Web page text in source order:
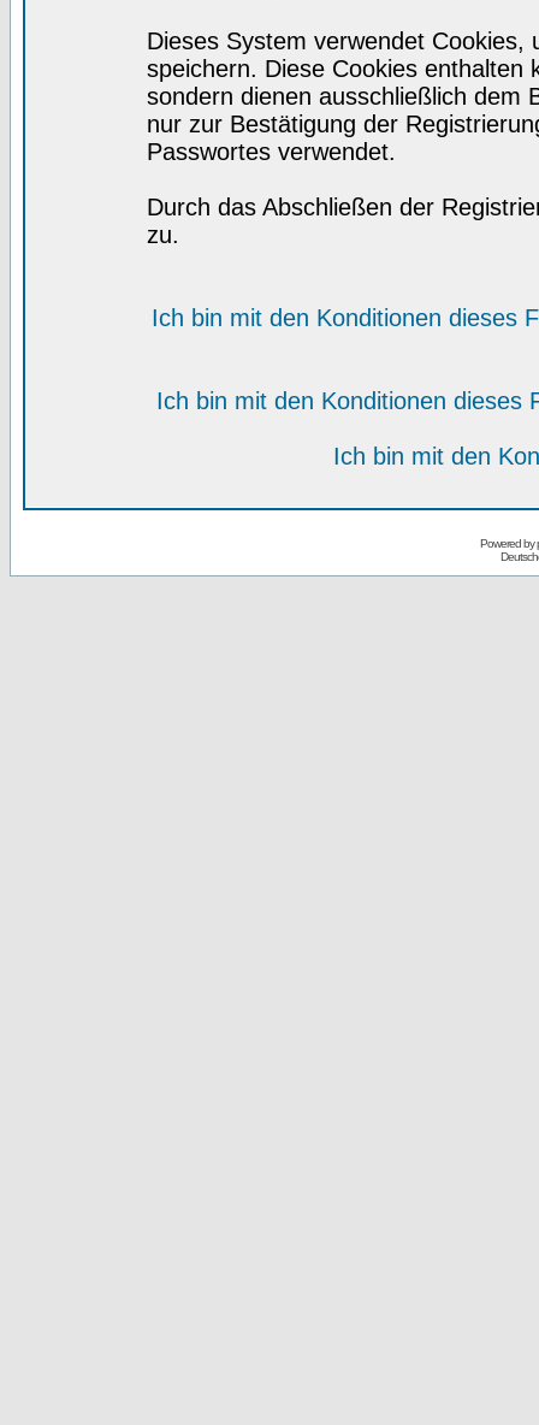
Dieses System verwendet
speichern. Diese Cookies enthalten
sondern dienen ausschließlich dem
nur zur Bestätigung der
Passwortes verwendet.
Durch das Abschließen der
zu.
Ich bin mit den Konditionen dieses
Ich bin mit den Konditionen dieses
Ich bin mit den
Powered by